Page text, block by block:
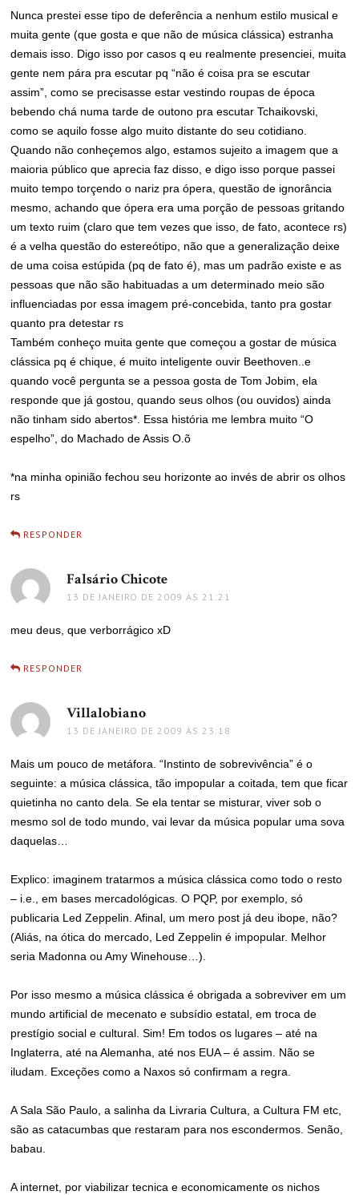
Nunca prestei esse tipo de deferência a nenhum estilo musical e
muita gente (que gosta e que não de música clássica) estranha
demais isso. Digo isso por casos q eu realmente presenciei, muita
gente nem pára pra escutar pq “não é coisa pra se escutar
assim”, como se precisasse estar vestindo roupas de época
bebendo chá numa tarde de outono pra escutar Tchaikovski,
como se aquilo fosse algo muito distante do seu cotidiano.
Quando não conheçemos algo, estamos sujeito a imagem que a
maioria público que aprecia faz disso, e digo isso porque passei
muito tempo torçendo o nariz pra ópera, questão de ignorância
mesmo, achando que ópera era uma porção de pessoas gritando
um texto ruim (claro que tem vezes que isso, de fato, acontece rs)
é a velha questão do estereótipo, não que a generalização deixe
de uma coisa estúpida (pq de fato é), mas um padrão existe e as
pessoas que não são habituadas a um determinado meio são
influenciadas por essa imagem pré-concebida, tanto pra gostar
quanto pra detestar rs
Também conheço muita gente que começou a gostar de música
clássica pq é chique, é muito inteligente ouvir Beethoven..e
quando você pergunta se a pessoa gosta de Tom Jobim, ela
responde que já gostou, quando seus olhos (ou ouvidos) ainda
não tinham sido abertos*. Essa história me lembra muito “O
espelho”, do Machado de Assis O.õ
*na minha opinião fechou seu horizonte ao invés de abrir os olhos
rs
RESPONDER
Falsário Chicote
13 DE JANEIRO DE 2009 ÀS 21:21
meu deus, que verborrágico xD
RESPONDER
Villalobiano
13 DE JANEIRO DE 2009 ÀS 23:18
Mais um pouco de metáfora. “Instinto de sobrevivência” é o
seguinte: a música clássica, tão impopular a coitada, tem que ficar
quietinha no canto dela. Se ela tentar se misturar, viver sob o
mesmo sol de todo mundo, vai levar da música popular uma sova
daquelas…
Explico: imaginem tratarmos a música clássica como todo o resto
– i.e., em bases mercadológicas. O PQP, por exemplo, só
publicaria Led Zeppelin. Afinal, um mero post já deu ibope, não?
(Aliás, na ótica do mercado, Led Zeppelin é impopular. Melhor
seria Madonna ou Amy Winehouse…).
Por isso mesmo a música clássica é obrigada a sobreviver em um
mundo artificial de mecenato e subsídio estatal, em troca de
prestígio social e cultural. Sim! Em todos os lugares – até na
Inglaterra, até na Alemanha, até nos EUA – é assim. Não se
iludam. Exceções como a Naxos só confirmam a regra.
A Sala São Paulo, a salinha da Livraria Cultura, a Cultura FM etc,
são as catacumbas que restaram para nos escondermos. Senão,
babau.
A internet, por viabilizar tecnica e economicamente os nichos